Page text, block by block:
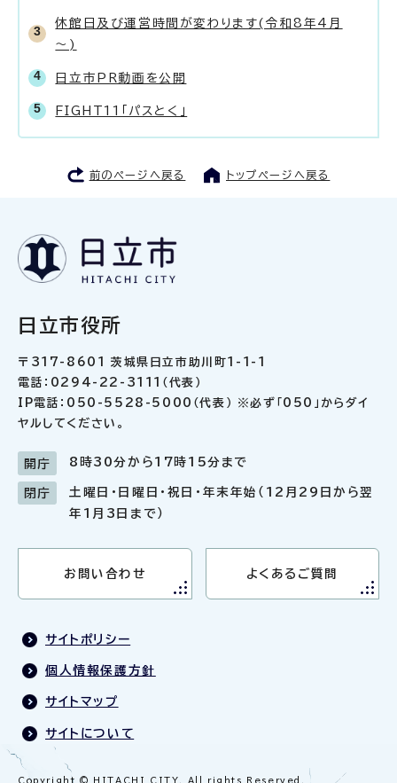
休館日及び運営時間が変わります(令和8年4月
～)
日立市PR動画を公開
FIGHT11「パスとく」
前のページへ戻る トップページへ戻る
日立市役所
〒317-8601 茨城県日立市助川町1-1-1
電話：0294-22-3111（代表）
IP電話：050-5528-5000（代表） ※必ず「050」からダイ
ヤルしてください。
開庁 8時30分から17時15分まで
閉庁
土曜日・日曜日・祝日・年末年始（12月29日から翌
年1月3日まで）
お問い合わせ よくあるご質問
サイトポリシー
個人情報保護方針
サイトマップ
サイトについて
Copyright © HITACHI CITY. All rights Reserved.